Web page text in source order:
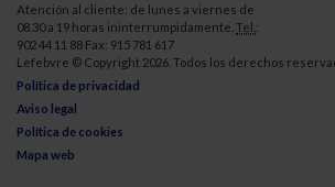
Atención al cliente: de lunes a viernes de
08.30 a 19 horas ininterrumpidamente. Tel. :
902 44 11 88 Fax: 915 781 617
Lefebvre © Copyright 2026. Todos los derechos
Política de privacidad
Aviso legal
Política de cookies
Mapa web